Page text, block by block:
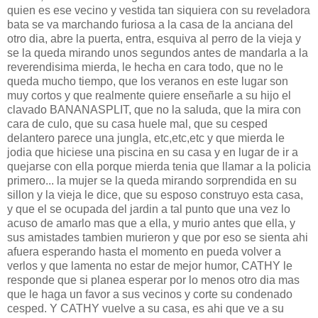
quien es ese vecino y vestida tan siquiera con su reveladora
bata se va marchando furiosa a la casa de la anciana del
otro dia, abre la puerta, entra, esquiva al perro de la vieja y
se la queda mirando unos segundos antes de mandarla a la
reverendisima mierda, le hecha en cara todo, que no le
queda mucho tiempo, que los veranos en este lugar son
muy cortos y que realmente quiere enseñarle a su hijo el
clavado BANANASPLIT, que no la saluda, que la mira con
cara de culo, que su casa huele mal, que su cesped
delantero parece una jungla, etc,etc,etc y que mierda le
jodia que hiciese una piscina en su casa y en lugar de ir a
quejarse con ella porque mierda tenia que llamar a la policia
primero... la mujer se la queda mirando sorprendida en su
sillon y la vieja le dice, que su esposo construyo esta casa,
y que el se ocupada del jardin a tal punto que una vez lo
acuso de amarlo mas que a ella, y murio antes que ella, y
sus amistades tambien murieron y que por eso se sienta ahi
afuera esperando hasta el momento en pueda volver a
verlos y que lamenta no estar de mejor humor, CATHY le
responde que si planea esperar por lo menos otro dia mas
que le haga un favor a sus vecinos y corte su condenado
cesped. Y CATHY vuelve a su casa, es ahi que ve a su